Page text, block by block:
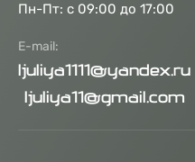
Пн-Пт: с 09:00 до 17:00
E-mail:
ljuliya1111@yandex.ru
ljuliya11@gmail.com